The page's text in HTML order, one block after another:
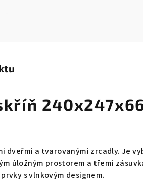
dveřmi a tvarovanými zrcadly. Je
úložným prostorem a třemi
s vlnkovým designem.